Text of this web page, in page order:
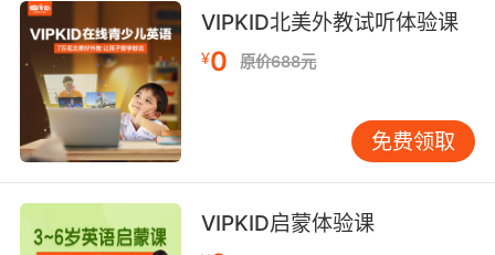
the lazy dog"标注为三组色块，配合音频节奏训
练，三个月内学员回视次数减少60%。
预测推理能力的培养能突破逐字阅读局限。斯坦
福大学实验证实，带着问题阅读可使速度提升
35%。VIPKID互动课件设置"封面猜剧情""图表找
线索"等预读环节，在《Diary of a Wimpy Kid》
课程中，学员通过封面漫画猜测情节发展，实际
阅读时跳过冗余细节的比例提升至72%。
VIPKID北美外教试听体验课
¥0 原价688元
免费领取
VIPKID启蒙体验课